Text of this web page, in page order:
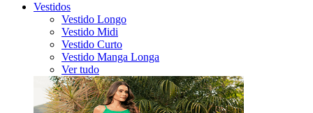
Vestidos
Vestido Longo
Vestido Midi
Vestido Curto
Vestido Manga Longa
Ver tudo